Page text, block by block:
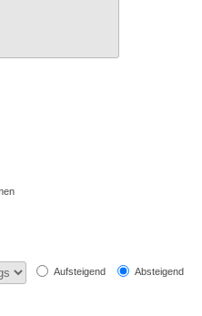
Aufsteigend Absteigend